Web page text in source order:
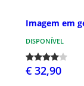
Imagem em
DISPONÍVEL
€ 32,90